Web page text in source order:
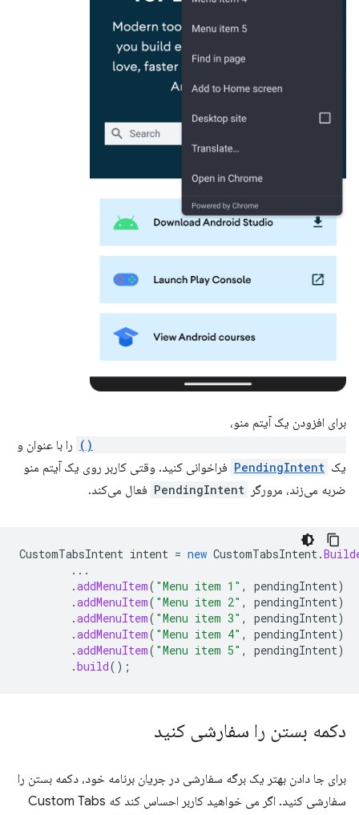
برای افزودن یک آیتم منو،
را با عنوان و
یک PendingIntent فراخوانی کنید. وقتی کاربر روی یک آیتم منو
ضربه می‌زند، مرورگر PendingIntent فعال می‌کند.
CustomTabsIntent intent = new CustomTabsIntent.
...
.addMenuItem( "Menu item 1" , pendingIntent)
.addMenuItem( "Menu item 2" , pendingIntent)
.addMenuItem( "Menu item 3" , pendingIntent)
.addMenuItem( "Menu item 4" , pendingIntent)
.addMenuItem( "Menu item 5" , pendingIntent)
.build();
دکمه بستن را سفارشی کنید
برای جا دادن بهتر یک برگه سفارشی در جریان برنامه خود، دکمه بستن را
سفارشی کنید. اگر می خواهید کاربر احساس کند که Custom Tabs